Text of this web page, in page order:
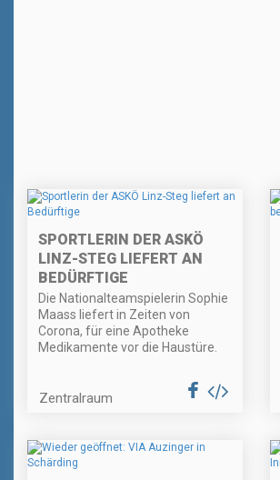
SPORTLERIN DER ASKÖ
LINZ-STEG LIEFERT AN
BEDÜRFTIGE
Die Nationalteamspielerin Sophie
Maass liefert in Zeiten von
Corona, für eine Apotheke
Medikamente vor die Haustüre.
Zentralraum